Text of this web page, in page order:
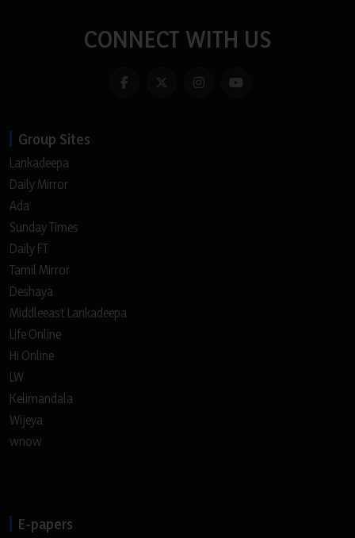
CONNECT WITH US
Group Sites
Lankadeepa
Daily Mirror
Ada
Sunday Times
Daily FT
Tamil Mirror
Deshaya
Middleeast Lankadeepa
Life Online
Hi Online
LW
Kelimandala
Wijeya
wnow
E-papers